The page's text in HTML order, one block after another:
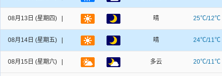
08月13日 (星期四) | 晴 25℃/12℃
08月14日 (星期五) | 晴 24℃/11℃
08月15日 (星期六) | 多云 20℃/11℃